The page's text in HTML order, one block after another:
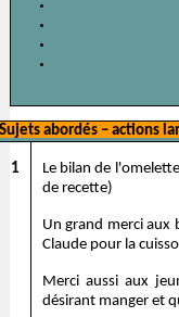
Sujets abordés – actions
1
Le bilan de
de recette)
Un grand merci aux
Claude pour la
Merci aussi aux
désirant manger et